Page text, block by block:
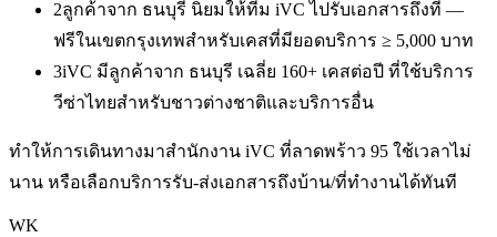
2ลูกค้าจาก ธนบุรี นิยมให้ทีม iVC ไปรับเอกสารถึงที่ —
ฟรีในเขตกรุงเทพสำหรับเคสที่มียอดบริการ ≥ 5,000 บาท
3iVC มีลูกค้าจาก ธนบุรี เฉลี่ย 160+ เคสต่อปี ที่ใช้บริการ
วีซ่าไทยสำหรับชาวต่างชาติและบริการอื่น
ทำให้การเดินทางมาสำนักงาน iVC ที่ลาดพร้าว 95 ใช้เวลาไม่
นาน หรือเลือกบริการรับ-ส่งเอกสารถึงบ้าน/ที่ทำงานได้ทันที
WK